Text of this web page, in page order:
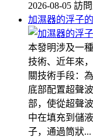
2026-08-05 訪
加濕器的浮子
本發明涉及一
技術、近年來
關技術手段：
底部配置超聲
部，使從超聲
中在填充到儲
子，通過筒狀...